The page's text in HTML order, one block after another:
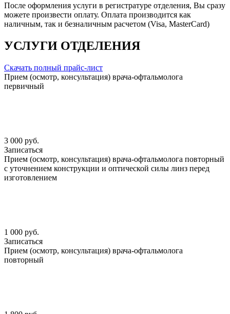
После оформления услуги в регистратуре отделения, Вы сразу
можете произвести оплату. Оплата производится как
наличным, так и безналичным расчетом (Visa, MasterCard)
УСЛУГИ ОТДЕЛЕНИЯ
Скачать полный прайс-лист
Прием (осмотр, консультация) врача-офтальмолога
первичный
3 000 руб.
Записаться
Прием (осмотр, консультация) врача-офтальмолога повторный
с уточнением конструкции и оптической силы линз перед
изготовлением
1 000 руб.
Записаться
Прием (осмотр, консультация) врача-офтальмолога
повторный